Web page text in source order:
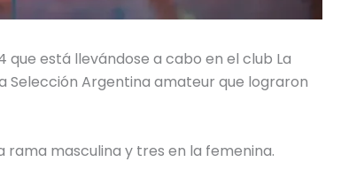
está llevándose a cabo en el club La
Selección Argentina amateur que lograron
masculina y tres en la femenina.